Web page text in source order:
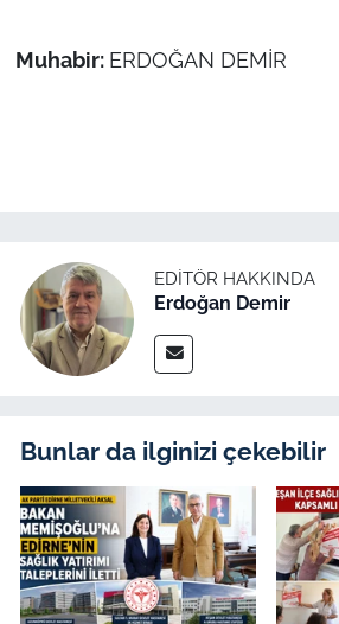
Muhabir: ERDOĞAN DEMİR
EDITÖR HAKKINDA
Erdoğan Demir
Bunlar da ilginizi çekebilir